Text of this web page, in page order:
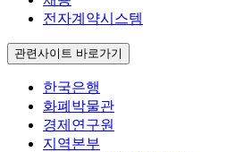
전자계약시스템
관련사이트 바로가기
한국은행
화폐박물관
경제연구원
지역본부